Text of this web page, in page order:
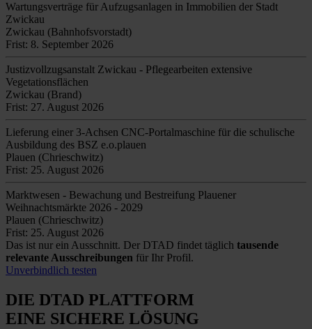
Wartungsverträge für Aufzugsanlagen in Immobilien der Stadt
Zwickau
Zwickau (Bahnhofsvorstadt)
Frist: 8. September 2026
Justizvollzugsanstalt Zwickau - Pflegearbeiten extensive
Vegetationsflächen
Zwickau (Brand)
Frist: 27. August 2026
Lieferung einer 3-Achsen CNC-Portalmaschine für die schulische
Ausbildung des BSZ e.o.plauen
Plauen (Chrieschwitz)
Frist: 25. August 2026
Marktwesen - Bewachung und Bestreifung Plauener
Weihnachtsmärkte 2026 - 2029
Plauen (Chrieschwitz)
Frist: 25. August 2026
Das ist nur ein Ausschnitt. Der DTAD findet täglich tausende
relevante Ausschreibungen für Ihr Profil.
Unverbindlich testen
DIE DTAD PLATTFORM
EINE SICHERE LÖSUNG